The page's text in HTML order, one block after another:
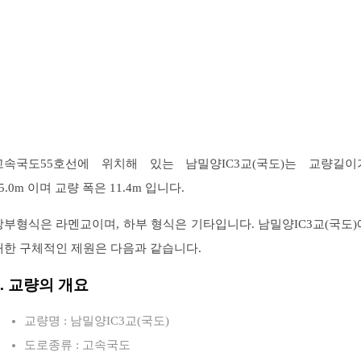
속국도55호선에 위치해 있는 남밀양IC3교(국도)는 교량길이
이며 교량 폭은 11.4m 입니다.
부형식은 라멘교이며, 하부 형식은 기타입니다. 남밀양IC3교(국도)
한 구체적인 제원은 다음과 같습니다.
교량의 개요
교량명 : 남밀양IC3교(국도)
도로종류 : 고속국도